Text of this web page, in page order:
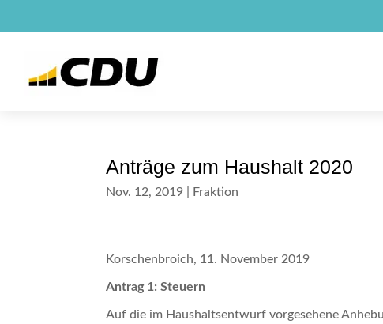
Anträge zum Haushalt 2020
Nov. 12, 2019 Fraktion
Korschenbroich, 11. November 2019
Antrag 1: Steuern
Auf die im Haushaltsentwurf vorgesehene